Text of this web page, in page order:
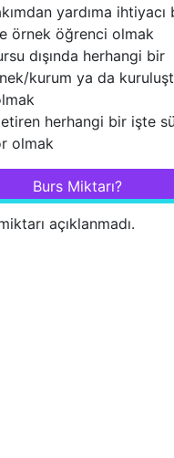
yardıma ihtiyacı
örnek öğrenci olmak
dışında herhangi bir
kurum ya da
herhangi bir işte
olmak
Burs Miktarı?
açıklanmadı.